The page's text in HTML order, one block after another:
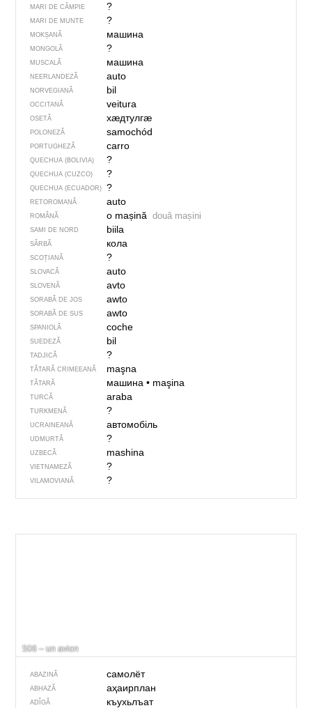
MARI DE CÂMPIE ?
MARI DE MUNTE ?
MOKȘANĂ машина
MONGOLĂ ?
MUSCALĂ машина
NEERLANDEZĂ auto
NORVEGIANĂ bil
OCCITANĂ veitura
OSETĂ хӕдтулгӕ
POLONEZĂ samochód
PORTUGHEZĂ carro
QUECHUA (BOLIVIA) ?
QUECHUA (CUZCO) ?
QUECHUA (ECUADOR) ?
RETOROMANĂ auto
ROMÂNĂ o mașină două mașini
SAMI DE NORD biila
SÂRBĂ кола
SCOȚIANĂ ?
SLOVACĂ auto
SLOVENĂ avto
SORABĂ DE JOS awto
SORABĂ DE SUS awto
SPANIOLĂ coche
SUEDEZĂ bil
TADJICĂ ?
TĂTARĂ CRIMEEANĂ maşna
TĂTARĂ машина• maşina
TURCĂ araba
TURKMENĂ ?
UCRAINEANĂ автомобіль
UDMURTĂ ?
UZBECĂ mashina
VIETNAMEZĂ ?
VILAMOVIANĂ ?
506 – un avion
ABAZINĂ самолёт
ABHAZĂ аҳаирплан
ADÎGĂ къухьлъат